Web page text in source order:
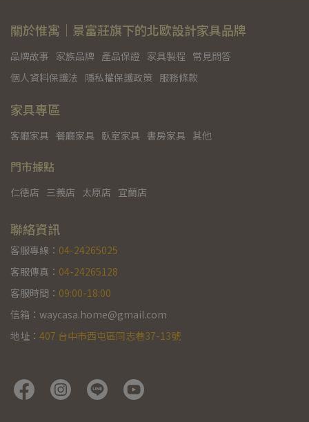
關於惟寓｜景富莊旗下的北歐設計家具品牌
品牌故事 家族品牌 產品保證 家具製程 常見問答
個人資料保護法 隱私權保護政策 服務條款
家具專區
客廳家具 餐廳家具 臥室家具 書房家具 其他
門市據點
仁德店 三義店 太原店 宜蘭店
聯絡資訊
客服專線： 04-24265025
客服傳真： 04-24265128
客服時間： 09:00-18:00
信箱：waycasa.home@gmail.com
地址： 407 台中市西屯區同志巷37-13號